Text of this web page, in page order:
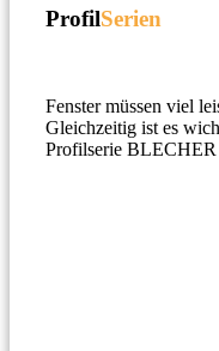
ProfilSerien
Fenster müssen viel
Gleichzeitig ist es
Profilserie BLECHER